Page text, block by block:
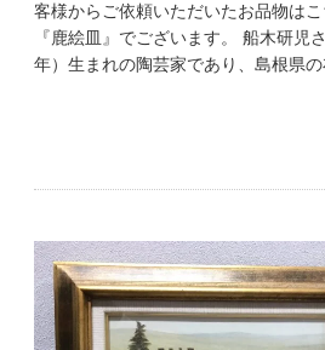
客様からご依頼いただいたお品物は
『鹿絵皿』でございます。 船木研児
年）生まれの陶芸家であり、島根県